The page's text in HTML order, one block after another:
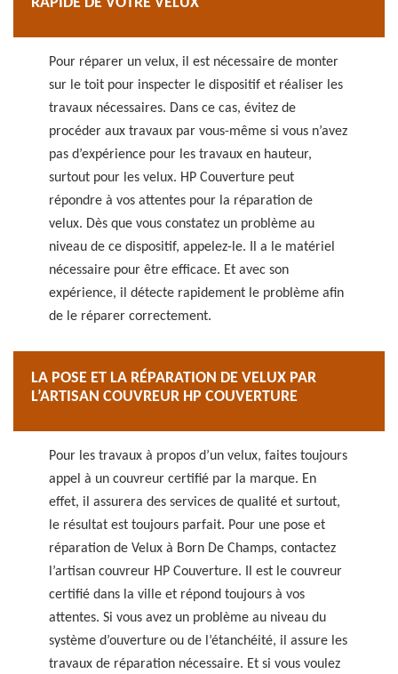
Pour réparer un velux, il est nécessaire de monter
sur le toit pour inspecter le dispositif et réaliser les
travaux nécessaires. Dans ce cas, évitez de
procéder aux travaux par vous-même si vous n’avez
pas d’expérience pour les travaux en hauteur,
surtout pour les velux. HP Couverture peut
répondre à vos attentes pour la réparation de
velux. Dès que vous constatez un problème au
niveau de ce dispositif, appelez-le. Il a le matériel
nécessaire pour être efficace. Et avec son
expérience, il détecte rapidement le problème afin
de le réparer correctement.
LA POSE ET LA RÉPARATION DE VELUX PAR
L’ARTISAN COUVREUR HP COUVERTURE
Pour les travaux à propos d’un velux, faites toujours
appel à un couvreur certifié par la marque. En
effet, il assurera des services de qualité et surtout,
le résultat est toujours parfait. Pour une pose et
réparation de Velux à Born De Champs, contactez
l’artisan couvreur HP Couverture. Il est le couvreur
certifié dans la ville et répond toujours à vos
attentes. Si vous avez un problème au niveau du
système d’ouverture ou de l’étanchéité, il assure les
travaux de réparation nécessaire. Et si vous voulez